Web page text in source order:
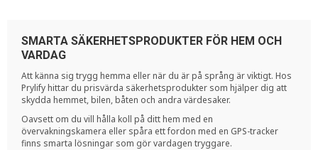
SMARTA SÄKERHETSPRODUKTER FÖR HEM OCH
VARDAG
Att känna sig trygg hemma eller när du är på språng är viktigt. Hos
Prylify hittar du prisvärda säkerhetsprodukter som hjälper dig att
skydda hemmet, bilen, båten och andra värdesaker.
Oavsett om du vill hålla koll på ditt hem med en
övervakningskamera eller spåra ett fordon med en GPS-tracker
finns smarta lösningar som gör vardagen tryggare.